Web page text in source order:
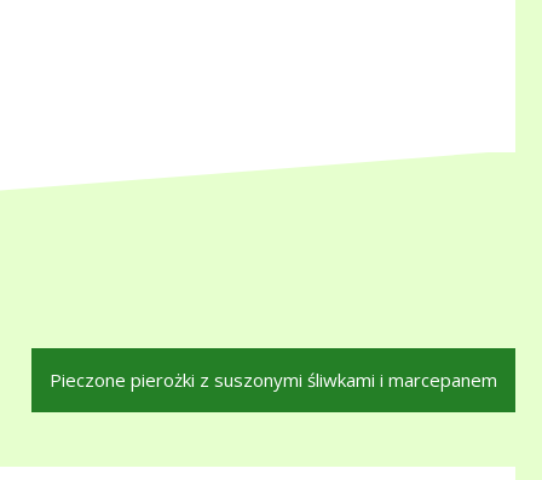
Pieczone pierożki z suszonymi śliwkami i marcepanem